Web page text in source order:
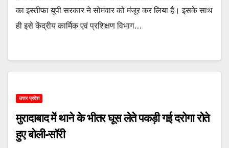
का इस्तीफा यूपी सरकार ने सोमवार को मंजूर कर लिया है। इसके साथ
ही इसे केंद्रीय कार्मिक एवं प्रशिक्षण विभाग…
उत्तर प्रदेश
मुरादाबाद में थाने के भीतर घूस लेते पकड़ी गई दरोगा रोते
हुए बोली-सॉरी